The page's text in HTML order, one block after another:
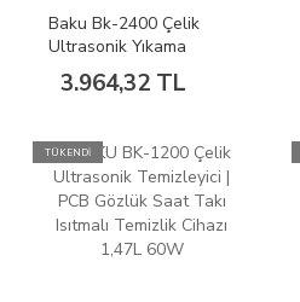
Baku Bk-2400 Çelik
Ultrasonik Yıkama
Temizleme Makinesi
3.964,32 TL
TÜKENDİ